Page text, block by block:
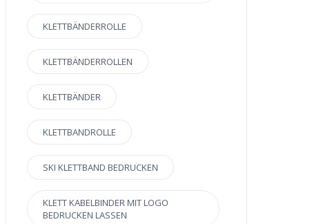
KLETTBÄNDERROLLE
KLETTBÄNDERROLLEN
KLETTBÄNDER
KLETTBANDROLLE
SKI KLETTBAND BEDRUCKEN
KLETT KABELBINDER MIT LOGO
BEDRUCKEN LASSEN